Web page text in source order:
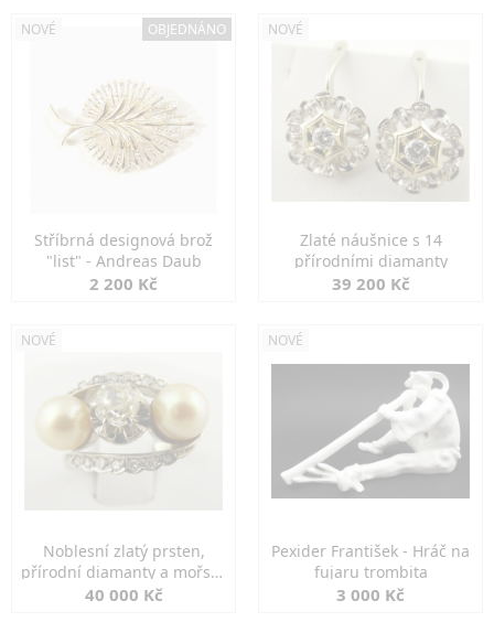
NOVÉ OBJEDNÁNO
Stříbrná designová brož
"list" - Andreas Daub
2 200 Kč
NOVÉ
Zlaté náušnice s 14
přírodními diamanty
39 200 Kč
NOVÉ
Noblesní zlatý prsten,
přírodní diamanty a mořské
perly
40 000 Kč
NOVÉ
Pexider František - Hráč na
fujaru trombita
3 000 Kč